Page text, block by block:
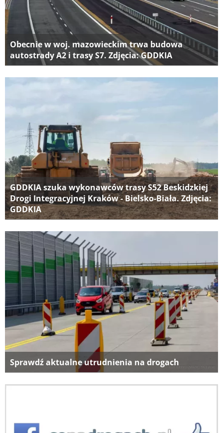
Obecnie w woj. mazowieckim trwa budowa
autostrady A2 i trasy S7. Zdjęcia: GDDKIA
GDDKIA szuka wykonawców trasy S52 Beskidzkiej
Drogi Integracyjnej Kraków - Bielsko-Biała. Zdjęcia:
GDDKIA
Sprawdź aktualne utrudnienia na drogach